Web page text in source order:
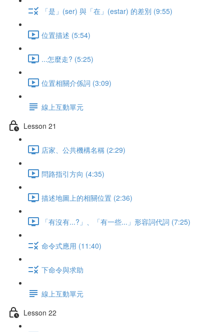
「是」(ser) 與「在」(estar) 的差別 (9:55)
位置描述 (5:54)
...怎麼走? (5:25)
位置相關介係詞 (3:09)
線上互動單元
Lesson 21
店家、公共機構名稱 (2:29)
問路指引方向 (4:35)
描述地圖上的相關位置 (2:36)
「有沒有...?」、「有一些...」形容詞代詞 (7:25)
命令式應用 (11:40)
下命令與求助
線上互動單元
Lesson 22